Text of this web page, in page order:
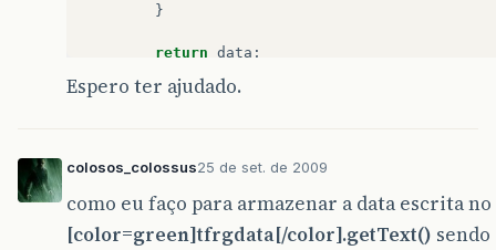
}
return data ;
}
Espero ter ajudado.
colosos_colossus25 de set. de 2009
como eu faço para armazenar a data escrita
[color=green]tfrgdata[/color].getText()